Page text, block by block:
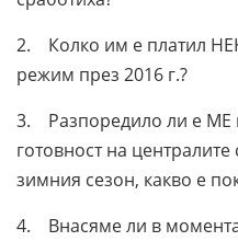
2. Колко им е платил
режим през 2016 г.?
3. Разпоредило ли е МЕ
готовност на
зимния сезон, какво е
4. Внасяме ли в